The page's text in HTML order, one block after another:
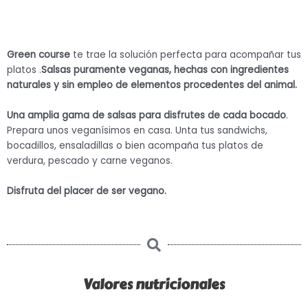
Green course te trae la solución perfecta para acompañar tus
platos .Salsas puramente veganas, hechas con ingredientes
naturales y sin empleo de elementos procedentes del animal.
Una amplia gama de salsas para disfrutes de cada bocado.
Prepara unos veganísimos en casa. Unta tus sandwichs,
bocadillos, ensaladillas o bien acompaña tus platos de
verdura, pescado y carne veganos.
Disfruta del placer de ser vegano.
Valores nutricionales